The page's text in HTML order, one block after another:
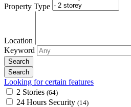
Property Type
Location
Keyword
Looking for certain features
2 Stories (64)
24 Hours Security (14)